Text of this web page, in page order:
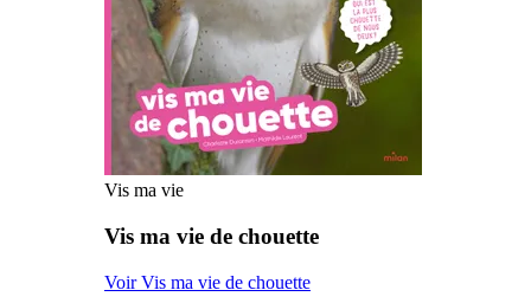
Vis ma vie
Vis ma vie de chouette
Voir Vis ma vie de chouette